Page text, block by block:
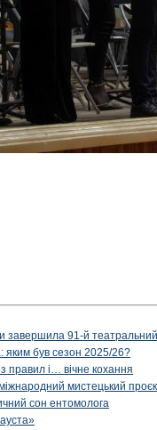
завершила 91-й
яким був сезон 2025/26?
правил і… вічне кохання
мистецький
сон ентомолога